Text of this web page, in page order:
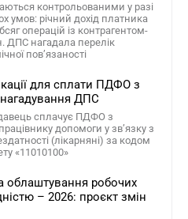
контрольованими у разі
умов: річний дохід платника
операцій із контрагентом-
ДПС нагадала перелік
пов’язаності
для сплати ПДФО з
нагадування ДПС
сплачує ПДФО з
допомоги у зв’язку з
(лікарняні) за кодом
«11010100»
облаштування робочих
– 2026: проєкт змін